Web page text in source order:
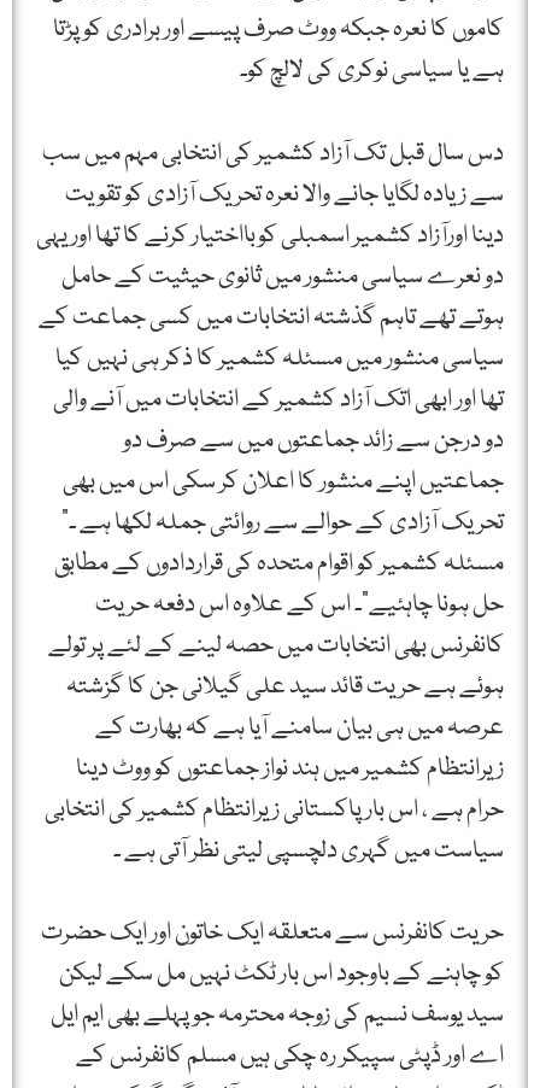
کاموں کا نعرہ جبکہ ووٹ صرف پیسے اور برادری کو پڑتا
ہے یا سیاسی نوکری کی لالچ کو۔
دس سال قبل تک آزاد کشمیر کی انتخابی مہم میں سب
سے زیادہ لگایا جانے والا نعرہ تحریک آزادی کو تقویت
دینا اورآزاد کشمیر اسمبلی کوبااختیار کرنے کا تھا اور یہی
دو نعرے سیاسی منشور میں ثانوی حیثیت کے حامل
ہوتے تھے تاہم گذشتہ انتخابات میں کسی جماعت کے
سیاسی منشور میں مسئلہ کشمیر کا ذکر ہی نہیں کیا
تھا اور ابھی اتک آزاد کشمیر کے انتخابات میں آنے والی
دو درجن سے زائد جماعتوں میں سے صرف دو
جماعتیں اپنے منشور کا اعلان کر سکی اس میں بھی
تحریک آزادی کے حوالے سے روائتی جملہ لکھا ہے ۔”
مسئلہ کشمیر کو اقوام متحدہ کی قراردادوں کے مطابق
حل ہونا چاہئیے”۔ اس کے علاوہ اس دفعہ حریت
کانفرنس بھی انتخابات میں حصہ لینے کے لئے پر تولے
ہوئے ہے حریت قائد سید علی گیلانی جن کا گزشتہ
عرصہ میں ہی بیان سامنے آیا ہے کہ بھارت کے
زیرانتظام کشمیر میں ہند نواز جماعتوں کو ووٹ دینا
حرام ہے ، اس بار پاکستانی زیرانتظام کشمیر کی انتخابی
سیاست میں گہری دلچسپی لیتی نظر آتی ہے ۔
حریت کانفرنس سے متعلقہ ایک خاتون اور ایک حضرت
کو چاہنے کے باوجود اس بار ٹکٹ نہیں مل سکے لیکن
سید یوسف نسیم کی زوجہ محترمہ جو پہلے بھی ایم ایل
اے اور ڈپٹی سپیکر رہ چکی ہیں مسلم کانفرنس کے